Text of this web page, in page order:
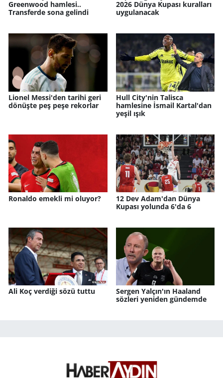
Greenwood hamlesi..
Transferde sona gelindi
2026 Dünya Kupası kuralları
uygulanacak
Lionel Messi'den tarihi geri
dönüşte peş peşe rekorlar
Hull City'nin Talisca
hamlesine İsmail Kartal'dan
yeşil ışık
Ronaldo emekli mi oluyor?
12 Dev Adam'dan Dünya
Kupası yolunda 6'da 6
Ali Koç verdiği sözü tuttu
Sergen Yalçın'ın Haaland
sözleri yeniden gündemde